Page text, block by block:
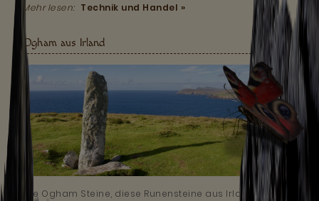
Mehr lesen: Technik und Handel »
Ogham aus Irland
Die Ogham Steine, diese Runensteine aus Irland,